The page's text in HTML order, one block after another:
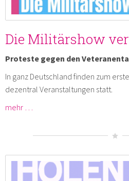
Die Militärshow
Proteste gegen den
In ganz Deutschland finden zum
dezentral Veranstaltungen statt.
mehr …